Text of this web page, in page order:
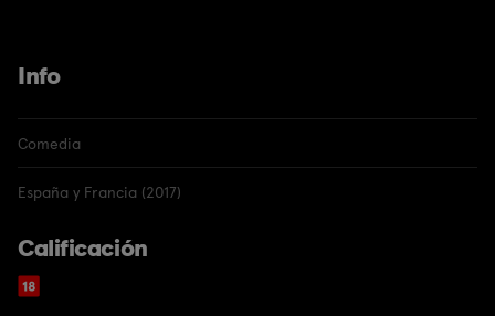
Info
Comedia
España y Francia (2017)
Calificación